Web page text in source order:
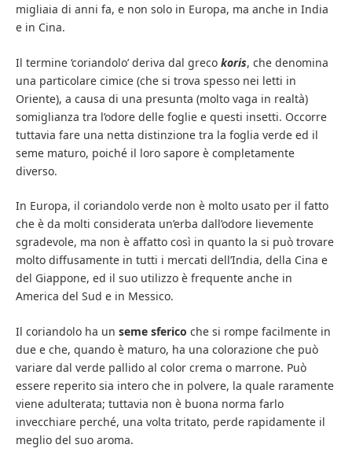
migliaia di anni fa, e non solo in Europa, ma anche in India
e in Cina.
Il termine ‘coriandolo’ deriva dal greco koris, che denomina
una particolare cimice (che si trova spesso nei letti in
Oriente), a causa di una presunta (molto vaga in realtà)
somiglianza tra l’odore delle foglie e questi insetti. Occorre
tuttavia fare una netta distinzione tra la foglia verde ed il
seme maturo, poiché il loro sapore è completamente
diverso.
In Europa, il coriandolo verde non è molto usato per il fatto
che è da molti considerata un’erba dall’odore lievemente
sgradevole, ma non è affatto così in quanto la si può trovare
molto diffusamente in tutti i mercati dell’India, della Cina e
del Giappone, ed il suo utilizzo è frequente anche in
America del Sud e in Messico.
Il coriandolo ha un seme sferico che si rompe facilmente in
due e che, quando è maturo, ha una colorazione che può
variare dal verde pallido al color crema o marrone. Può
essere reperito sia intero che in polvere, la quale raramente
viene adulterata; tuttavia non è buona norma farlo
invecchiare perché, una volta tritato, perde rapidamente il
meglio del suo aroma.